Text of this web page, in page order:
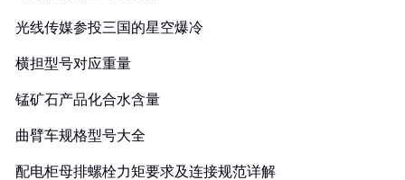
光线传媒参投三国的星空爆冷
横担型号对应重量
锰矿石产品化合水含量
曲臂车规格型号大全
配电柜母排螺栓力矩要求及连接规范详解